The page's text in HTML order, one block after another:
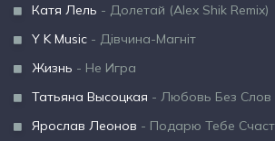
Катя Лель - Долетай (Alex Shik Remix)
Y K Music - Дівчина-Магніт
Жизнь - Не Игра
Татьяна Высоцкая - Любовь Без Слов
Ярослав Леонов - Подарю Тебе